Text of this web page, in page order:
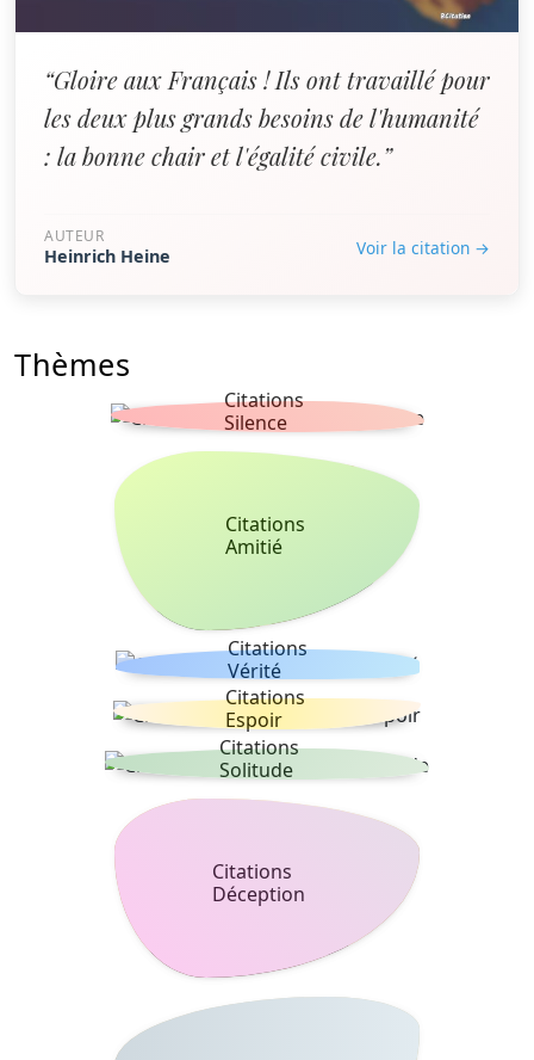
“Gloire aux Français ! Ils ont travaillé pour
les deux plus grands besoins de l'humanité
: la bonne chair et l'égalité civile.”
AUTEUR
Heinrich Heine Voir la citation →
Thèmes
Citations
Silence
Citations
Amitié
Citations
Vérité
Citations
Espoir
Citations
Solitude
Citations
Déception